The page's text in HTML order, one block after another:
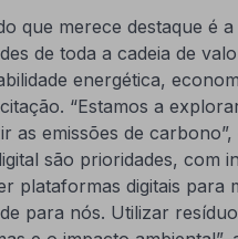
que merece destaque é
de toda a cadeia de
energética,
“Estamos a
as emissões de
são prioridades, com
plataformas digitais para
para nós. Utilizar